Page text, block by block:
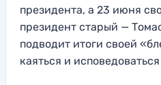
президента, а 23 июня
президент старый —
подводит итоги своей
каяться и